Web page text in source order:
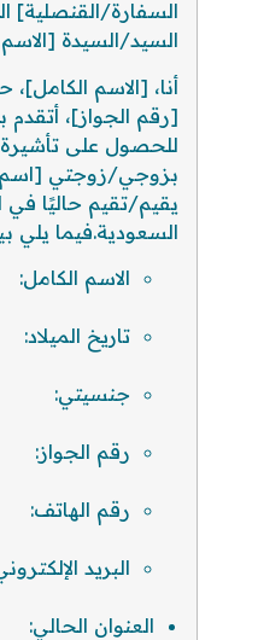
السفارة/القنصلية]
السيد/السيدة
أنا، [الاسم
[رقم الجواز]،
للحصول على تأشيرة
بزوجي/زوجتي [اسم
يقيم/تقيم حاليًا في
السعودية.فيما يلي
الاسم الكامل:
تاريخ الميلاد:
جنسيتي:
رقم الجواز:
رقم الهاتف:
البريد
العنوان الحالي: